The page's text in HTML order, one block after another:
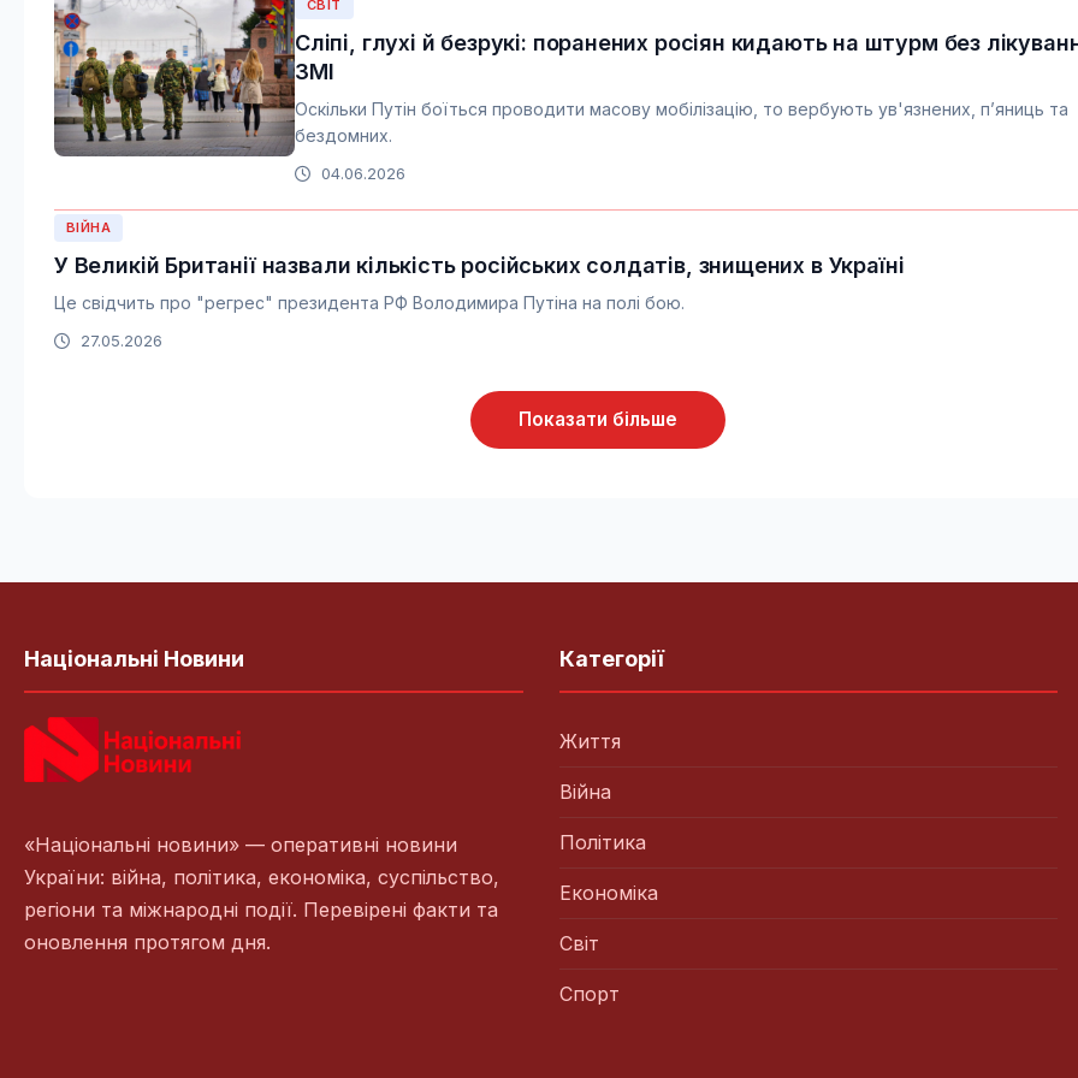
СВІТ
Сліпі, глухі й безрукі: поранених росіян кидають на штурм без
ЗМІ
Оскільки Путін боїться проводити масову мобілізацію, то вербують ув'язнених, п’яниць та
бездомних.
04.06.2026
ВІЙНА
У Великій Британії назвали кількість російських солдатів, знищених в Україні
Це свідчить про "регрес" президента РФ Володимира Путіна на полі бою.
27.05.2026
Показати більше
Національні Новини
«Національні новини» — оперативні новини
України: війна, політика, економіка, суспільство,
регіони та міжнародні події. Перевірені факти та
оновлення протягом дня.
Категорії
Життя
Війна
Політика
Економіка
Світ
Спорт